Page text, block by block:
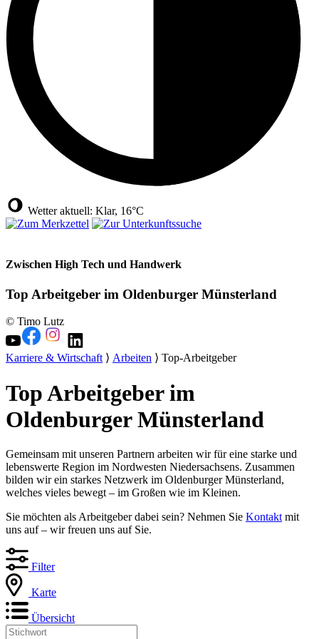
Wetter aktuell: Klar, 16°C
Zwischen High Tech und Handwerk
Top Arbeitgeber im Oldenburger Münsterland
© Timo Lutz
Karriere & Wirtschaft⟩ Arbeiten ⟩ Top-Arbeitgeber
Top Arbeitgeber im
Oldenburger Münsterland
Gemeinsam mit unseren Partnern arbeiten wir für eine starke und
lebenswerte Region im Nordwesten Niedersachsens. Zusammen
bilden wir ein starkes Netzwerk im Oldenburger Münsterland,
welches vieles bewegt – im Großen wie im Kleinen.
Sie möchten als Arbeitgeber dabei sein? Nehmen Sie Kontakt mit
uns auf – wir freuen uns auf Sie.
Filter
Karte
Übersicht